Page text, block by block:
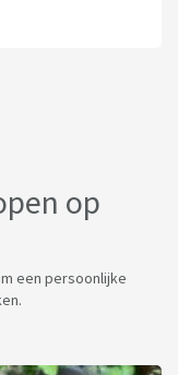
op
een persoonlijke